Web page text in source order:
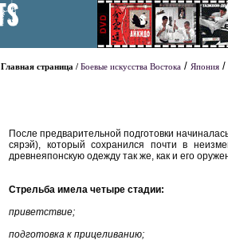
Главная страница / Боевые искусства Востока / Япония /
После предварительной подготовки
сярэй), который сохранился почти в
древнеяпонскую одежду так же, как и его
Стрельба имела четыре стадии:
приветствие;
подготовка к прицеливанию;